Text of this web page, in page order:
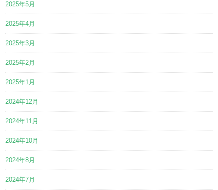
2025年5月
2025年4月
2025年3月
2025年2月
2025年1月
2024年12月
2024年11月
2024年10月
2024年8月
2024年7月